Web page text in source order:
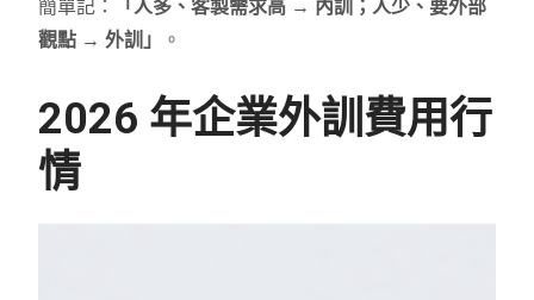
簡單記：
「人多、客製需求高 → 內訓；人少、要外部
觀點 → 外訓」
。
2026 年企業外訓費用行
情